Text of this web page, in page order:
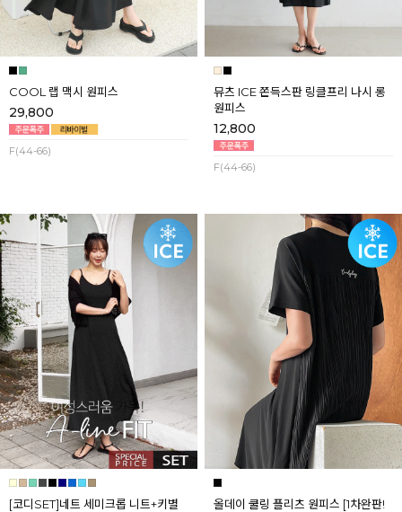
COOL 랩 맥시 원피스
29,800
F(44-66)
뮤츠 ICE 쫀득스판 링클프리 나시 롱
원피스
12,800
F(44-66)
[코디SET]네트 세미크롭 니트+키별 올데이 쿨링 플리츠 원피스 [1차완판!